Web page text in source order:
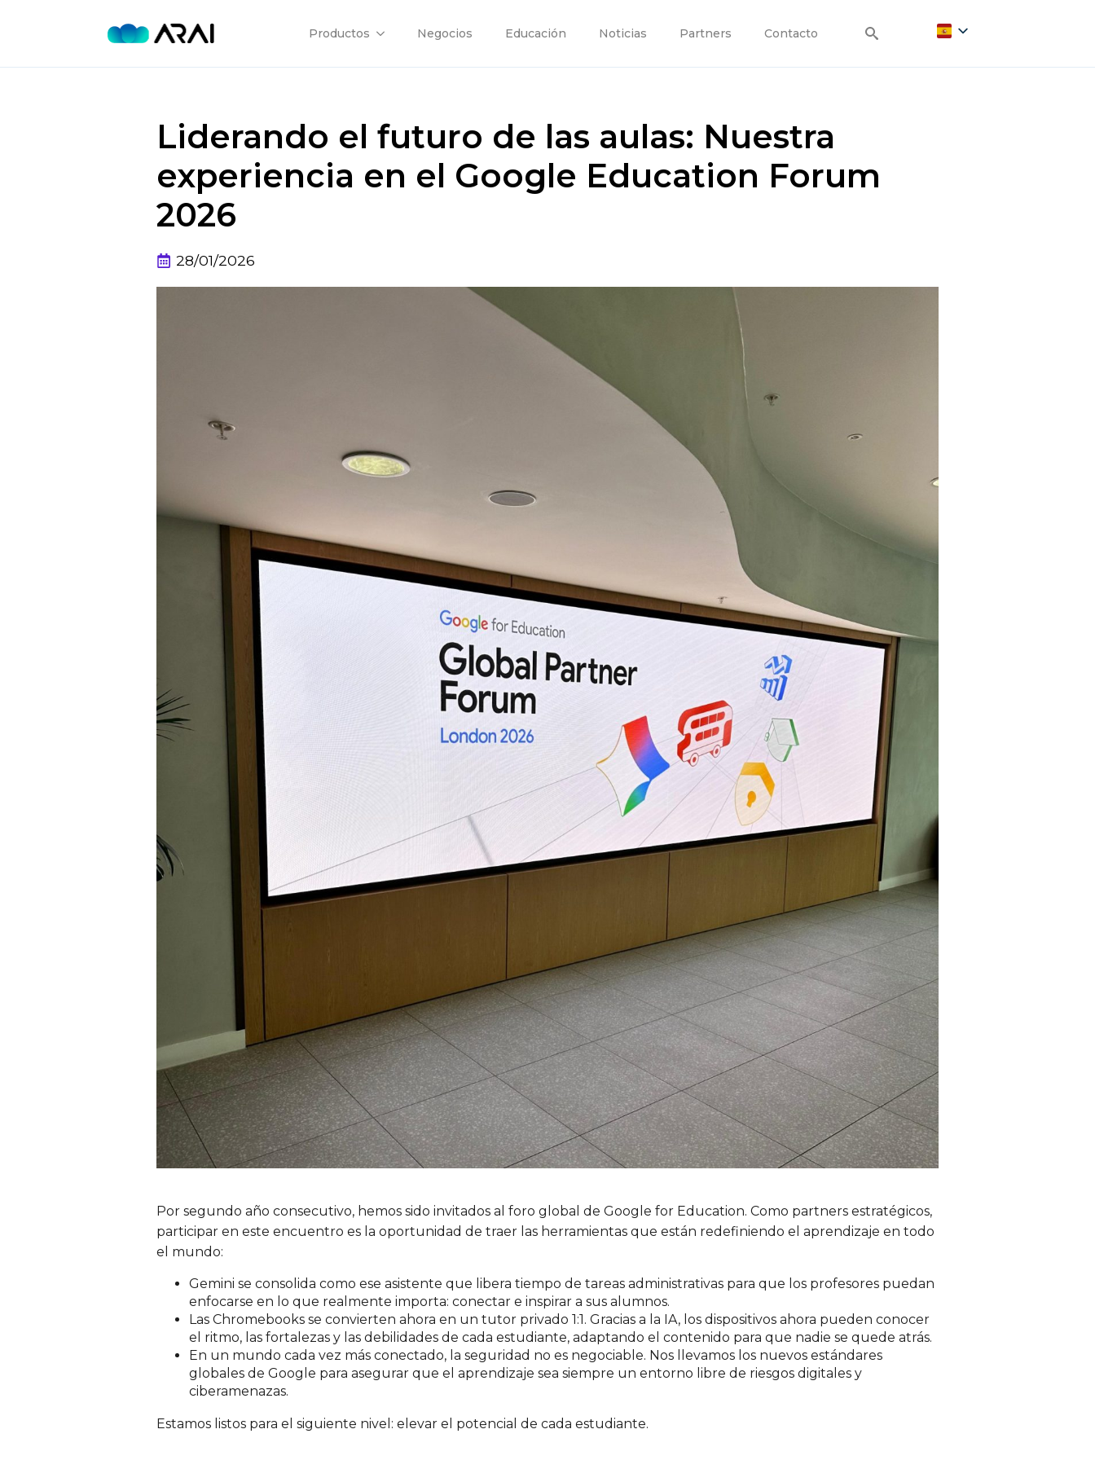
Productos Negocios Educación Noticias Partners Contacto
Liderando el futuro de las aulas: Nuestra
experiencia en el Google Education Forum
2026
28/01/2026
Por segundo año consecutivo, hemos sido invitados al foro global de Google for Education. Como partners estratégicos,
participar en este encuentro es la oportunidad de traer las herramientas que están redefiniendo el aprendizaje en todo
el mundo:
Gemini se consolida como ese asistente que libera tiempo de tareas administrativas para que los profesores puedan
enfocarse en lo que realmente importa: conectar e inspirar a sus alumnos.
Las Chromebooks se convierten ahora en un tutor privado 1:1. Gracias a la IA, los dispositivos ahora pueden conocer
el ritmo, las fortalezas y las debilidades de cada estudiante, adaptando el contenido para que nadie se quede atrás.
En un mundo cada vez más conectado, la seguridad no es negociable. Nos llevamos los nuevos estándares
globales de Google para asegurar que el aprendizaje sea siempre un entorno libre de riesgos digitales y
ciberamenazas.
Estamos listos para el siguiente nivel: elevar el potencial de cada estudiante.